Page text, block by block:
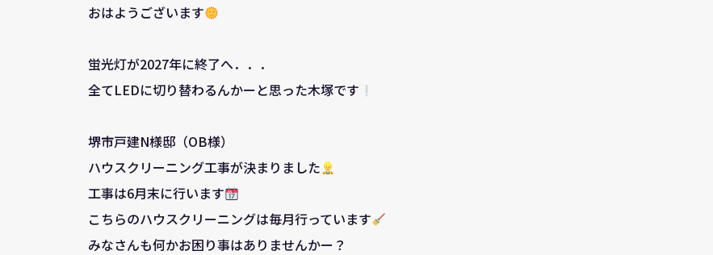
おはようございます
蛍光灯が2027年に終了へ．．．
全てLEDに切り替わるんかーと思った木塚です
堺市戸建N様邸（OB様）
ハウスクリーニング工事が決まりました
工事は6月末に行います
こちらのハウスクリーニングは毎月行っています
みなさんも何かお困り事はありませんかー？